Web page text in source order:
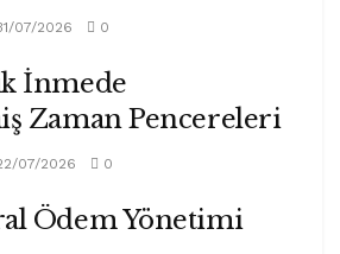
07/2026 0
İnmede
Zaman Pencereleri
07/2026 0
Ödem Yönetimi